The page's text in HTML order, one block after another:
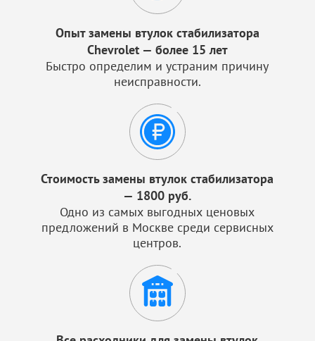
Опыт замены втулок стабилизатора
Chevrolet — более 15 лет
Быстро определим и устраним причину
неисправности.
Стоимость замены втулок стабилизатора
— 1800 руб.
Одно из самых выгодных ценовых
предложений в Москве среди сервисных
центров.